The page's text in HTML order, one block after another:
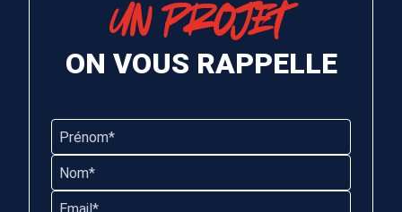
UN PROJET
ON VOUS RAPPELLE